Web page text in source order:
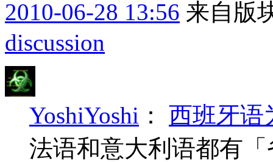
2010-06-28 13:56 来自版
discussion
YoshiYoshi ： 西班牙语
法语和意大利语都有